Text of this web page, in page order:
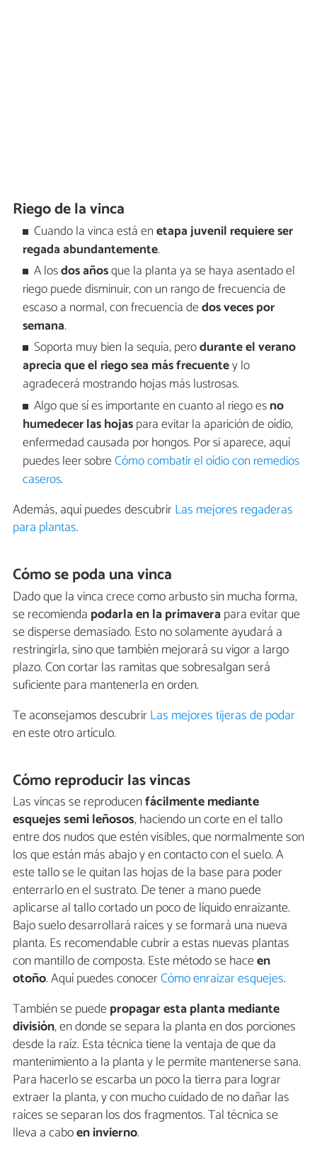
Riego de la vinca
Cuando la vinca está enetapa juvenil requiere ser
regada abundantemente.
A losdos añosque la planta ya se haya asentado el
riego puede disminuir, con un rango de frecuencia de
escaso a normal, con frecuencia dedos veces por
semana.
Soporta muy bien la sequía, perodurante el verano
aprecia que el riego sea más frecuentey lo
agradecerá mostrando hojas más lustrosas.
Algo que sí es importante en cuanto al riego esno
humedecer las hojaspara evitar la aparición de oídio,
enfermedad causada por hongos. Por si aparece, aquí
puedes leer sobreCómo combatir el oídio con remedios
caseros.
Además, aquí puedes descubrirLas mejores regaderas
para plantas.
Cómo se poda una vinca
Dado que la vinca crece como arbusto sin mucha forma,
se recomienda podarla en la primaverapara evitar que
se disperse demasiado. Esto no solamente ayudará a
restringirla, sino que también mejorará su vigor a largo
plazo. Con cortar las ramitas que sobresalgan será
suficiente para mantenerla en orden.
Te aconsejamos descubrirLas mejores tijeras de podar
en este otro artículo.
Cómo reproducir las vincas
Las vincas se reproducenfácilmente mediante
esquejes semi leñosos, haciendo un corte en el tallo
entre dos nudos que estén visibles, que normalmente son
los que están más abajo y en contacto con el suelo. A
este tallo se le quitan las hojas de la base para poder
enterrarlo en el sustrato. De tener a mano puede
aplicarse al tallo cortado un poco de líquido enraizante.
Bajo suelo desarrollará raíces y se formará una nueva
planta. Es recomendable cubrir a estas nuevas plantas
con mantillo de composta. Este método se haceen
otoño. Aquí puedes conocerCómo enraizar esquejes.
También se puedepropagar esta planta mediante
división, en donde se separa la planta en dos porciones
desde la raíz. Esta técnica tiene la ventaja de que da
mantenimiento a la planta y le permite mantenerse sana.
Para hacerlo se escarba un poco la tierra para lograr
extraer la planta, y con mucho cuidado de no dañar las
raíces se separan los dos fragmentos. Tal técnica se
lleva a caboen invierno.